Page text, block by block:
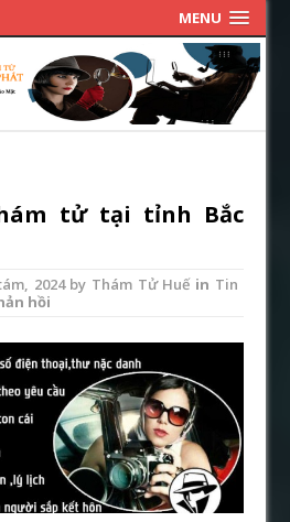
MENU
tử tại tỉnh Bắc
2024by Thám Tử Huếin Tin
hồi